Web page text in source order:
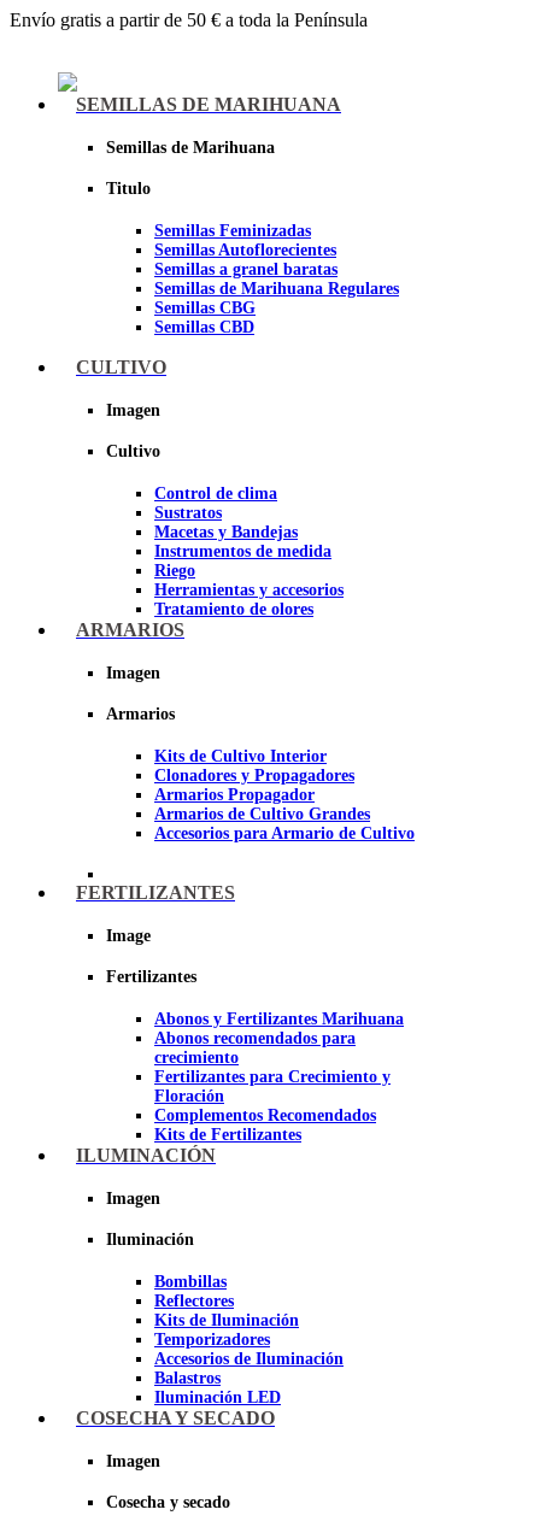
Envío gratis a partir de 50 € a toda la Península
SEMILLAS DE MARIHUANA
Semillas de Marihuana
Titulo
Semillas Feminizadas
Semillas Autoflorecientes
Semillas a granel baratas
Semillas de Marihuana Regulares
Semillas CBG
Semillas CBD
Sheer seeds
CULTIVO
Imagen
Cultivo
Control de clima
Sustratos
Macetas y Bandejas
Instrumentos de medida
Riego
Herramientas y accesorios
Tratamiento de olores
Insecticidas y fungicidas
Papel Reflectante para cultivo de
ARMARIOS
Imagen
Armarios
Kits de Cultivo Interior
Clonadores y Propagadores
Armarios Propagador
Armarios de Cultivo Grandes
Accesorios para Armario de Cultivo
FERTILIZANTES
Image
Fertilizantes
Abonos y Fertilizantes Marihuana
Abonos recomendados para
crecimiento
Fertilizantes para Crecimiento y
Floración
Complementos Recomendados
Kits de Fertilizantes
ILUMINACIÓN
Imagen
Iluminación
Bombillas
Reflectores
Kits de Iluminación
Temporizadores
Accesorios de Iluminación
Balastros
Iluminación LED
Iluminación LEC
COSECHA Y SECADO
Imagen
Cosecha y secado